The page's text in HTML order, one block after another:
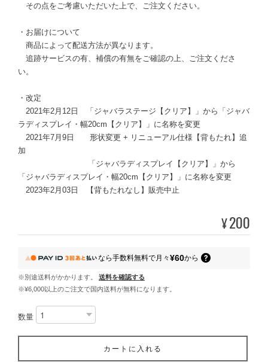
その点をご考慮いただいた上で、ご注文ください。
・お届けについて
商品によって配送方法が異なります。
追跡サービスの有、補償の有無をご確認の上、ご注文くださ
い。
・改定
2021年2月12日 「ジャバラステージ【クリア】」から「ジャバ
ラディスプレイ・幅20cm【クリア】」に名称を変更
2021年7月9日 形状変更 + リニューアル仕様【背もたれ】追
加
「ジャバラディスプレイ【クリア】」から
「ジャバラディスプレイ・幅20cm【クリア】」に名称を変更
2023年2月03日 【背もたれなし】販売中止
¥200
なら手数料無料で月々¥60から
※別途送料がかかります。
送料を確認する
※¥6,000以上のご注文で国内送料が無料になります。
数量
カートに入れる